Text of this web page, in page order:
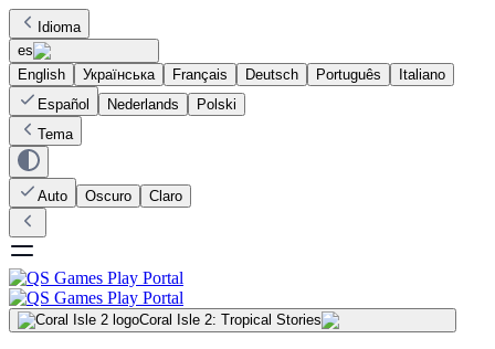
Idioma
es
English
Українська Français Deutsch Português
Italiano
Español
Nederlands
Polski
Tema
Auto Oscuro Claro
Coral Isle 2: Tropical Stories